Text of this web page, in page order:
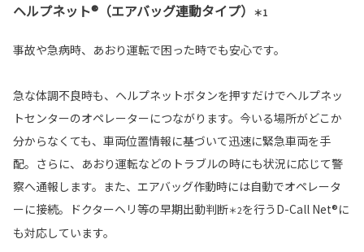
ヘルプネット®（エアバッグ連動タイプ） ＊1
事故や急病時、あおり運転で困った時でも安心です。
急な体調不良時も、ヘルプネットボタンを押すだけでヘルプネッ
トセンターのオペレーターにつながります。今いる場所がどこか
分からなくても、車両位置情報に基づいて迅速に緊急車両を手
配。さらに、あおり運転などのトラブルの時にも状況に応じて警
察へ通報します。また、エアバッグ作動時には自動でオペレータ
ーに接続。ドクターヘリ等の早期出動判断＊2を行うD-Call Net®に
も対応しています。